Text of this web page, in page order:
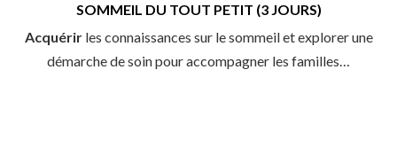
SOMMEIL DU TOUT PETIT (3 JOURS)
Acquérirles connaissances sur le sommeil et explorer une
démarche de soin pour accompagner les familles…